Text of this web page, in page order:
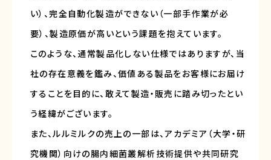
い）、完全自動化製造ができない（一部手作業が必
要）、製造原価が高いという課題を抱えています。
このような、通常製品化しない仕様ではありますが、当
社の存在意義を鑑み、価値ある製品をお客様にお届け
することを目的に、敢えて製造・販売に踏み切ったとい
う経緯がございます。
また、ルルミルクの売上の一部は、アカデミア（大学・研
究機関）向けの腸内細菌叢解析技術提供や共同研究